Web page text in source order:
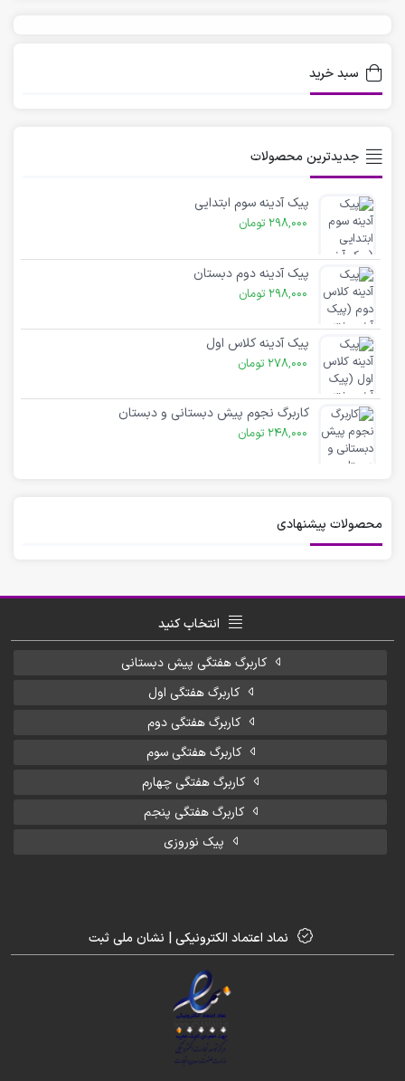
سبد خرید
جدیدترین محصولات
پیک آدینه سوم ابتدایی
298,000 تومان
پیک آدینه دوم دبستان
298,000 تومان
پیک آدینه کلاس اول
278,000 تومان
کاربرگ نجوم پیش دبستانی و دبستان
248,000 تومان
محصولات پیشنهادی
انتخاب کنید
کاربرگ هفتگی پیش دبستانی
کاربرگ هفتگی اول
کاربرگ هفتگی دوم
کاربرگ هفتگی سوم
کاربرگ هفتگی چهارم
کاربرگ هفتگی پنجم
پیک نوروزی
نماد اعتماد الکترونیکی | نشان ملی ثبت